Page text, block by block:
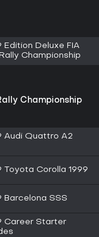
Edition Deluxe FIA
Championship
Championship
Audi Quattro A2
Toyota Corolla 1999
Barcelona SSS
Career Starter